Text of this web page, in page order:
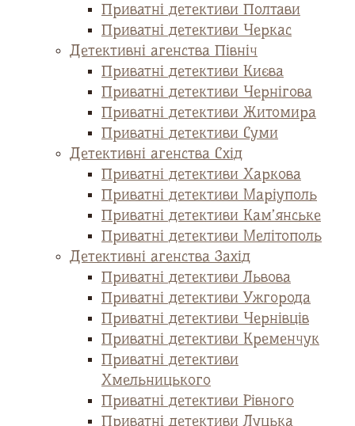
Приватні детективи Полтави
Приватні детективи Черкас
Детективні агенства Північ
Приватні детективи Києва
Приватні детективи Чернігова
Приватні детективи Житомира
Приватні детективи Суми
Детективні агенства Схід
Приватні детективи Харкова
Приватні детективи Маріуполь
Приватні детективи Кам’янське
Приватні детективи Мелітополь
Детективні агенства Захід
Приватні детективи Львова
Приватні детективи Ужгорода
Приватні детективи Чернівців
Приватні детективи Кременчук
Приватні детективи
Хмельницького
Приватні детективи Рівного
Приватні детективи Луцька